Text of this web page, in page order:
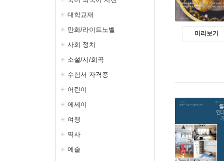
대학교재
만화/라이트노벨
사회 정치
소설/시/희곡
수험서 자격증
어린이
에세이
여행
역사
예술
미리보기